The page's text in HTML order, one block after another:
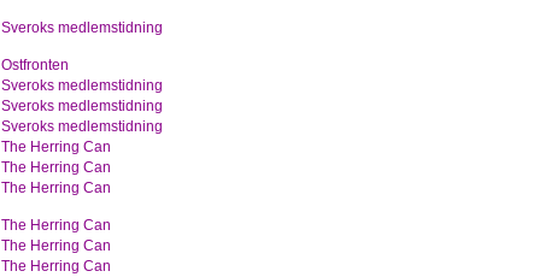
Sveroks medlemstidning
Ostfronten
Sveroks medlemstidning
Sveroks medlemstidning
Sveroks medlemstidning
The Herring Can
The Herring Can
The Herring Can
The Herring Can
The Herring Can
The Herring Can